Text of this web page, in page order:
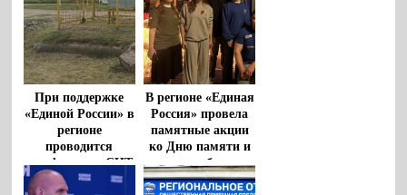
При поддержке
«Единой России» в
регионе
проводится
газификация СНТ
В регионе «Единая
Россия» провела
памятные акции
ко Дню памяти и
скорби